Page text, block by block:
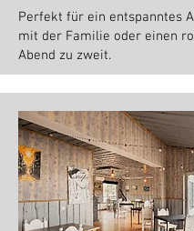
Perfekt für ein entspanntes
mit der Familie oder einen
Abend zu zweit.